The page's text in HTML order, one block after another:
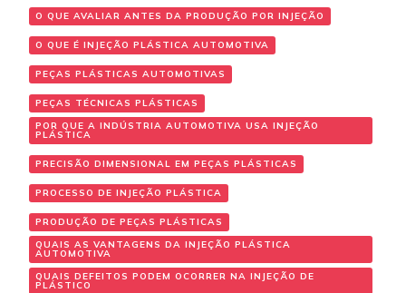
O QUE AVALIAR ANTES DA PRODUÇÃO POR INJEÇÃO
O QUE É INJEÇÃO PLÁSTICA AUTOMOTIVA
PEÇAS PLÁSTICAS AUTOMOTIVAS
PEÇAS TÉCNICAS PLÁSTICAS
POR QUE A INDÚSTRIA AUTOMOTIVA USA INJEÇÃO
PLÁSTICA
PRECISÃO DIMENSIONAL EM PEÇAS PLÁSTICAS
PROCESSO DE INJEÇÃO PLÁSTICA
PRODUÇÃO DE PEÇAS PLÁSTICAS
QUAIS AS VANTAGENS DA INJEÇÃO PLÁSTICA
AUTOMOTIVA
QUAIS DEFEITOS PODEM OCORRER NA INJEÇÃO DE
PLÁSTICO